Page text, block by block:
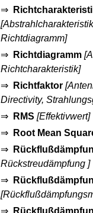
⇒
Richtdiagramm]
⇒
Richtdiagramm
Richtcharakteristik]
⇒
Richtfaktor
Directivity,
⇒
RMS [Effektivwert]
⇒
Root Mean
⇒
Rückstreudämpfung ]
⇒
⇒